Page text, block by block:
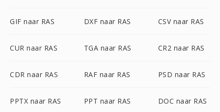
GIF naar RAS DXF naar RAS CSV naar RAS
CUR naar RAS TGA naar RAS CR2 naar RAS
CDR naar RAS RAF naar RAS PSD naar RAS
PPTX naar RAS PPT naar RAS DOC naar RAS